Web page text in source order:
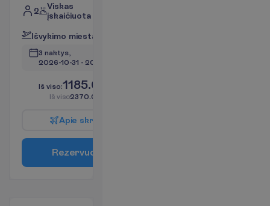
2
Viskas
įskaičiuota
Išvykimo miesta
3 naktys,
2026-10-31 - 2026-11-03
Iš viso:1185.00
Iš viso2370.00
Apie skr
Rezervuo